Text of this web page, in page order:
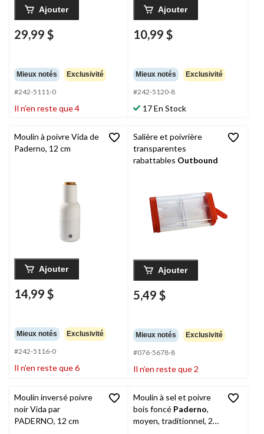
Ajouter
29,99 $
Mieux notés Exclusivité
#242-5111-0
Il n’en reste que 4
Ajouter
10,99 $
Mieux notés Exclusivité
#242-5120-8
17 En Stock
Moulin à poivre Vida de
Paderno, 12 cm
Ajouter
14,99 $
Mieux notés Exclusivité
#242-5116-0
Il n’en reste que 6
Salière et poivrière
transparentes
rabattables Outbound
Ajouter
5,49 $
Mieux notés Exclusivité
#076-5678-8
Il n’en reste que 2
Moulin inversé poivre
noir Vida par
PADERNO, 12 cm
Moulin à sel et poivre
bois foncé Paderno,
moyen, traditionnel, 20